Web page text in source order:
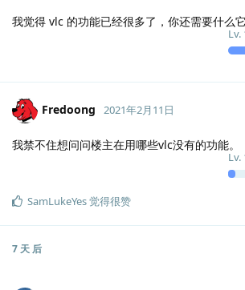
Lv.
我觉得 vlc 的功能已经很多了，你还需要什么
Fredoong
Lv.
2021年2月11日
我禁不住想问问楼主在用哪些vlc没有的功能。
SamLukeYes觉得很赞
7 天 后